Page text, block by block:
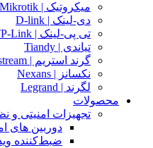
میکروتیک | Mikrotik
دی-لینک | D-link
تی پی-لینک | TP-Link
تیاندی | Tiandy
گرند استریم | Grandstream
نکسانز | Nexans
لگرند | Legrand
محصولات
تجهیزات امنیتی و
دوربین های
ضبط‌کننده